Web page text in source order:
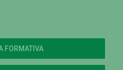
FORMATIVA